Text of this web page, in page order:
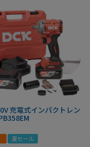
充電式インパクトレン
夏セール